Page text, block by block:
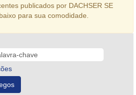
publicados por DACHSER SE
para sua comodidade.